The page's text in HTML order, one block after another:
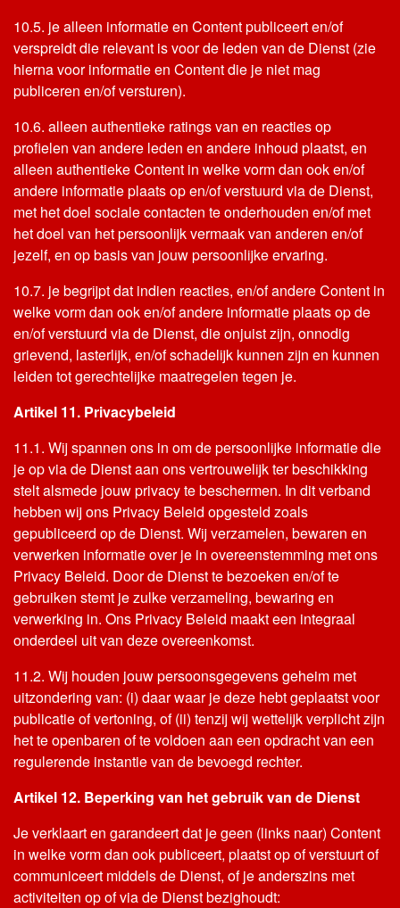
10.5. je alleen informatie en Content publiceert en/of
verspreidt die relevant is voor de leden van de Dienst (zie
hierna voor informatie en Content die je niet mag
publiceren en/of versturen).
10.6. alleen authentieke ratings van en reacties op
profielen van andere leden en andere inhoud plaatst, en
alleen authentieke Content in welke vorm dan ook en/of
andere informatie plaats op en/of verstuurd via de Dienst,
met het doel sociale contacten te onderhouden en/of met
het doel van het persoonlijk vermaak van anderen en/of
jezelf, en op basis van jouw persoonlijke ervaring.
10.7. je begrijpt dat indien reacties, en/of andere Content in
welke vorm dan ook en/of andere informatie plaats op de
en/of verstuurd via de Dienst, die onjuist zijn, onnodig
grievend, lasterlijk, en/of schadelijk kunnen zijn en kunnen
leiden tot gerechtelijke maatregelen tegen je.
Artikel 11. Privacybeleid
11.1. Wij spannen ons in om de persoonlijke informatie die
je op via de Dienst aan ons vertrouwelijk ter beschikking
stelt alsmede jouw privacy te beschermen. In dit verband
hebben wij ons Privacy Beleid opgesteld zoals
gepubliceerd op de Dienst. Wij verzamelen, bewaren en
verwerken informatie over je in overeenstemming met ons
Privacy Beleid. Door de Dienst te bezoeken en/of te
gebruiken stemt je zulke verzameling, bewaring en
verwerking in. Ons Privacy Beleid maakt een integraal
onderdeel uit van deze overeenkomst.
11.2. Wij houden jouw persoonsgegevens geheim met
uitzondering van: (i) daar waar je deze hebt geplaatst voor
publicatie of vertoning, of (ii) tenzij wij wettelijk verplicht zijn
het te openbaren of te voldoen aan een opdracht van een
regulerende instantie van de bevoegd rechter.
Artikel 12. Beperking van het gebruik van de Dienst
Je verklaart en garandeert dat je geen (links naar) Content
in welke vorm dan ook publiceert, plaatst op of verstuurt of
communiceert middels de Dienst, of je anderszins met
activiteiten op of via de Dienst bezighoudt: